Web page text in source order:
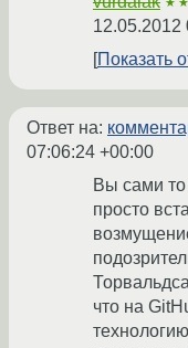
12.05.2012
Показать
Ответ на:
07:06:24 +00:00
Вы сами то
просто
что на